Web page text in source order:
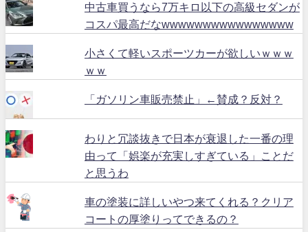
中古車買うなら7万キロ以下の高級セダンが
コスパ最高だなwwwwwwwwwwwwwwww
小さくて軽いスポーツカーが欲しいｗｗｗ
ｗｗ
「ガソリン車販売禁止」←賛成？反対？
わりと冗談抜きで日本が衰退した一番の理
由って「娯楽が充実しすぎている」ことだ
と思うわ
車の塗装に詳しいやつ来てくれる？クリア
コートの厚塗りってできるの？